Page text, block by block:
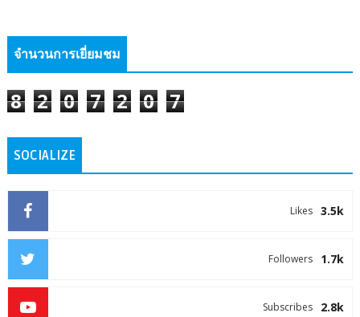
จำนวนการเยี่ยมชม
8 2 0 7 2 0 7
SOCIALIZE
3.5k
Likes
1.7k
Followers
2.8k
Subscribes